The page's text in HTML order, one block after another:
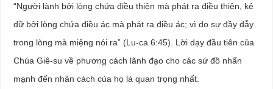
“Người lành bởi lòng chứa điều thiện mà phát ra điều thiện, kẻ
dữ bởi lòng chứa điều ác mà phát ra điều ác; vì do sự đầy dẫy
trong lòng mà miệng nói ra” (Lu-ca 6:45). Lời dạy đầu tiên của
Chúa Giê-su về phương cách lãnh đạo cho các sứ đồ nhấn
mạnh đến nhân cách của họ là quan trọng nhất.